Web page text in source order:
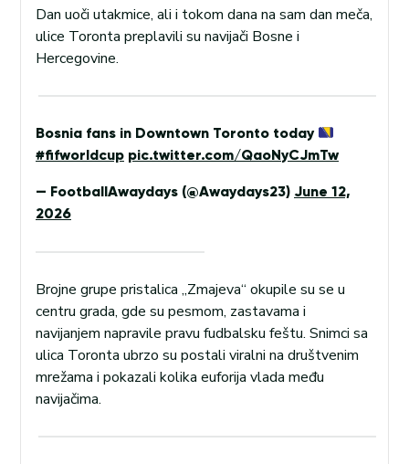
Dan uoči utakmice, ali i tokom dana na sam dan meča,
ulice Toronta preplavili su navijači Bosne i
Hercegovine.
Bosnia fans in Downtown Toronto today
#fifworldcup pic.twitter.com/QaoNyCJmTw
— FootballAwaydays (@Awaydays23) June 12,
2026
Brojne grupe pristalica „Zmajeva“ okupile su se u
centru grada, gde su pesmom, zastavama i
navijanjem napravile pravu fudbalsku feštu. Snimci sa
ulica Toronta ubrzo su postali viralni na društvenim
mrežama i pokazali kolika euforija vlada među
navijačima.